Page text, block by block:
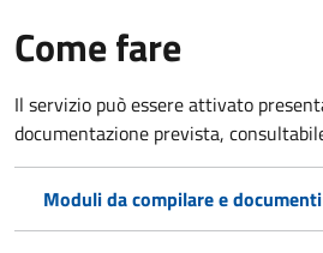
Come fare
Il servizio può essere attivato
documentazione prevista,
Moduli da compilare e